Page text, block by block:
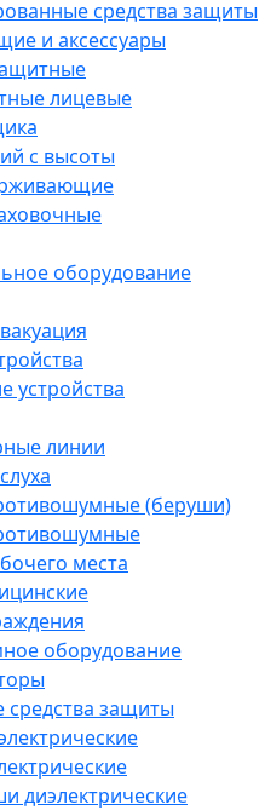
средства защиты
и аксессуары
лицевые
с высоты
оборудование
устройства
линии
(беруши)
места
оборудование
средства защиты
диэлектрические